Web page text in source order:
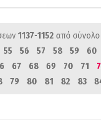
1137-1152 από σύνολο
55 56 57 58 59 60
67 68 69 70 71
79 80 81 82 83